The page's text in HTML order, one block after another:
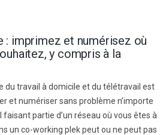
: imprimez et numérisez où
y compris à la
du travail à domicile et du télétravail est
et numériser sans problème n’importe
partie d’un réseau où vous êtes à
un co-working plekpeut ou ne peut pas